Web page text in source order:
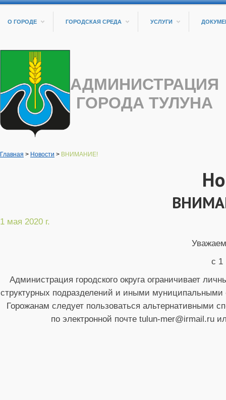
О ГОРОДЕ ГОРОДСКАЯ СРЕДА УСЛУГИ
АДМИНИСТРАЦИЯ
ГОРОДА ТУЛУНА
Главная > Новости > ВНИМАНИЕ!
1 мая 2020 г.
с 1
Администрация городского округа ограничивает
структурных подразделений и иными
Горожанам следует пользоваться альтернативными
по электронной почте tulun-mer@irmail.ru